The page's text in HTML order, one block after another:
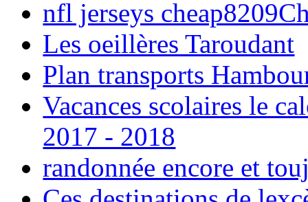
nfl jerseys
Les oeillères Taroudant
Plan transports
Vacances scolaires le
2017 - 2018
randonnée encore et